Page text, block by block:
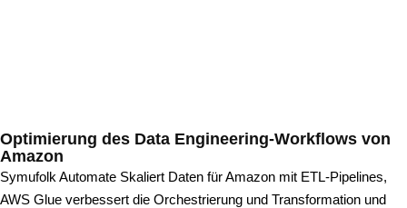
Optimierung des Data Engineering-Workflows von
Amazon
Symufolk Automate Skaliert Daten für Amazon mit ETL-Pipelines,
AWS Glue verbessert die Orchestrierung und Transformation und